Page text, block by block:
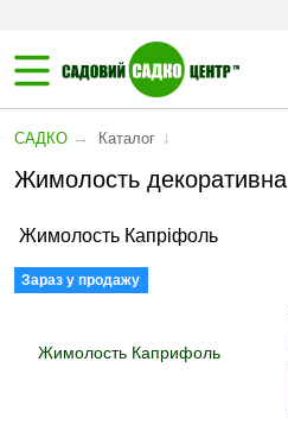
САДКО → Каталог ↓
Жимолость декоративна
Жимолость Капріфоль
Зараз у продажу